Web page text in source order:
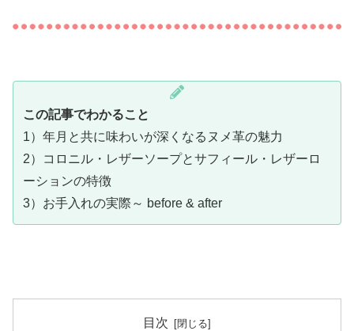
この記事でわかること
1）年月と共に味わいが深くなるヌメ革の魅力
2）コロニル・レザーソープとサフィール・レザーロ
ーションの特徴
3）お手入れの実際～ before & after
目次